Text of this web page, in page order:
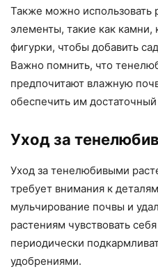
Также можно использовать
элементы, такие как камни,
фигурки, чтобы добавить
Важно помнить, что
предпочитают влажную
обеспечить им
Уход за
Уход за тенелюбивыми
требует внимания к
мульчирование почвы и
растениям чувствовать
периодически
удобрениями.